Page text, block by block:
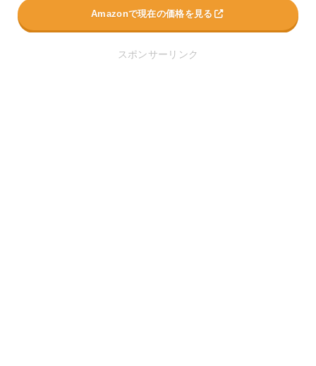
Amazonで現在の価格を見る
スポンサーリンク